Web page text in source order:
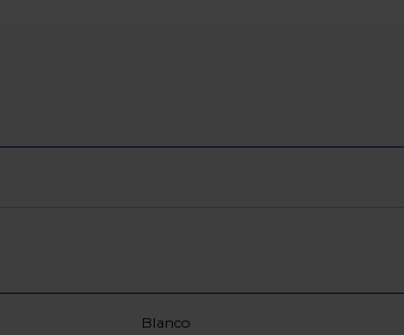
Blanco